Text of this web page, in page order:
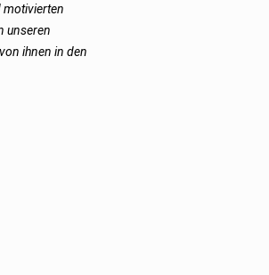
motivierten
unseren
ihnen in den